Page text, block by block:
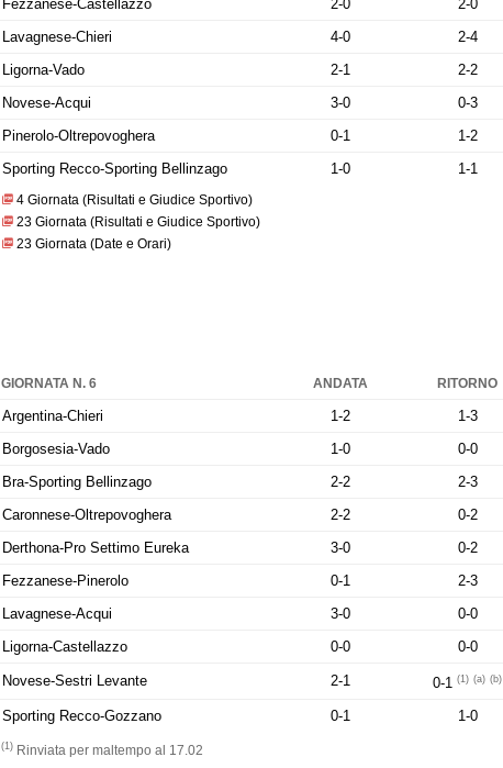
Fezzanese-Castellazzo
2-0
2-0
Lavagnese-Chieri
4-0
2-4
Ligorna-Vado
2-1
2-2
Novese-Acqui
3-0
0-3
Pinerolo-Oltrepovoghera
0-1
1-2
Sporting Recco-Sporting Bellinzago
1-0 1-1
4 Giornata (Risultati e Giudice Sportivo)
23 Giornata (Risultati e Giudice Sportivo)
23 Giornata (Date e Orari)
GIORNATA N. 6 ANDATA RITORNO
Argentina-Chieri 1-2
1-3
Borgosesia-Vado
1-0
0-0
Bra-Sporting Bellinzago
2-2
2-3
Caronnese-Oltrepovoghera
2-2
0-2
Derthona-Pro Settimo Eureka
3-0
0-2
Fezzanese-Pinerolo
0-1
2-3
Lavagnese-Acqui
3-0
0-0
Ligorna-Castellazzo
0-0 0-0
Novese-Sestri Levante 2-1 0-1(1) (a) (b)
Sporting Recco-Gozzano 0-1 1-0
(1) Rinviata per maltempo al 17.02